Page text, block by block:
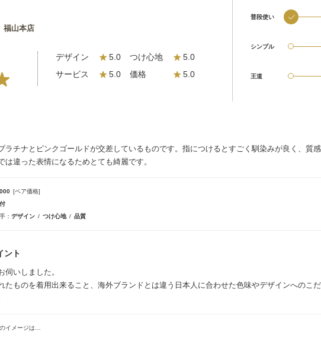
福山本店
デザイン 5.0 つけ心地
5.0
サービス
5.0 価格 5.0
普段使い
シンプル
王道
ラチナとピンクゴールドが交差しているものです。指につけるとすごく馴染みが良く、質
は違った表情になるためとても綺麗です。
[ペア価格]
デザイン つけ心地 品質
ント
伺いしました。
たものを着用出来ること、海外ブランドとは違う日本人に合わせた色味やデザインへのこ
イメージは…